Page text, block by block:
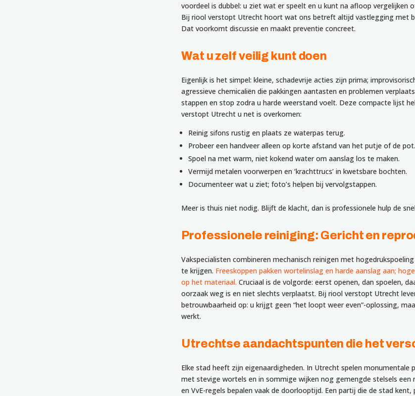
voordeel is dubbel: u ziet wat er speelt en u kunt na afloop vergelijken
Bij riool verstopt Utrecht hoort wat ons betreft altijd vastlegging met
Dat voorkomt discussie en maakt preventie concreet.
Wat u zelf veilig kunt doen
Eigenlijk is het simpel: kleine, schadevrije acties zijn prima;
agressieve chemicaliën die pakkingen aantasten en problemen
stappen en stop zodra u harde weerstand voelt. Deze compacte lijst
verstopt Utrecht u net is overkomen:
Reinig sifons rustig en plaats ze waterpas terug.
Probeer een handveer alleen op korte afstand van het putje of de pot.
Spoel na met warm, niet kokend water om aanslag los te maken.
Vermijd metalen voorwerpen en ‘krachttrucs’ in kwetsbare bochten.
Documenteer wat u ziet; foto’s helpen bij vervolgstappen.
Meer is thuis niet nodig. Blijft de klacht, dan is professionele hulp de
Professionele reiniging: Gericht en
Vakspecialisten combineren mechanisch reinigen met
te krijgen. Freeskoppen pakken wortelinslag en harde aanslag aan;
op het materiaal. Cruciaal is de volgorde: eerst openen, dan spoelen,
oorzaak weg is en niet slechts verplaatst. Bij riool verstopt Utrecht
betrouwbaarheid op: u krijgt geen “het loopt weer even”-oplossing,
werkt.
Utrechtse aandachtspunten die het
Elke stad heeft zijn eigenaardigheden. In Utrecht spelen monumentale
met stevige wortels en in sommige wijken nog gemengde stelsels een
en VvE-regels bepalen vaak de doorlooptijd. Een partij die de stad